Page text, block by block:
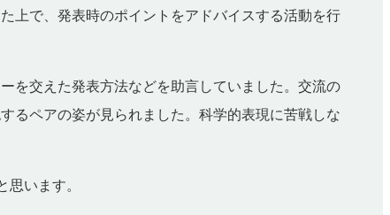
上で、発表時のポイントをアドバイスする活動を行
を交えた発表方法などを助言していました。交流の
るペアの姿が見られました。科学的表現に苦戦しな
います。